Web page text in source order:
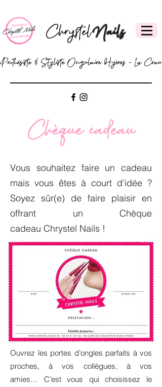
ChrystelNails
Prothésiste & Styliste Ongulaire Hyères - La Crau
Vous souhaitez faire un cadeau
mais vous êtes à court d’idée ?
Soyez sûr(e) de faire plaisir en
offrant un Chèque
cadeau Chrystel Nails !
Ouvrez les portes d’ongles parfaits à vos
proches, à vos collègues, à vos
amies… C’est vous qui choisissez le
Chèque cadeau